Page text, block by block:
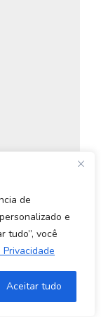
de
e
tudo”, você
Aceitar tudo
MEI
Federal